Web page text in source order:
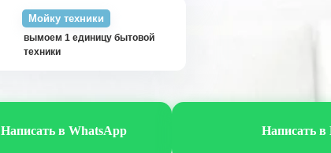
Мойку техники
вымоем 1 единицу бытовой
техники
Написать в WhatsApp Написать в